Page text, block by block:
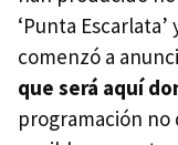
‘Punta
comenzó a
que será aquí
programación no